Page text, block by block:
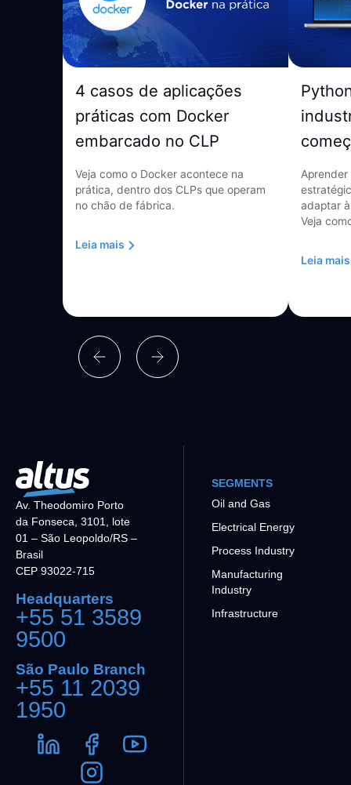
4 casos de aplicações
práticas com Docker
embarcado no CLP
Veja como o Docker acontece na
prática, dentro dos CLPs que operam
no chão de fábrica.
Leia mais
adaptar
Veja
Leia mais
Av. Theodomiro Porto
da Fonseca, 3101, lote
01 – São Leopoldo/RS –
Brasil
CEP 93022-715
Headquarters
+55 51 3589
9500
São Paulo Branch
+55 11 2039
1950
SEGMENTS
Oil and Gas
Electrical Energy
Process Industry
Manufacturing
Industry
Infrastructure